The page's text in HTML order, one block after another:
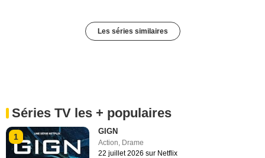
Les séries similaires
Séries TV les + populaires
1
GIGN
Action Drame
22 juillet 2026 sur Netflix